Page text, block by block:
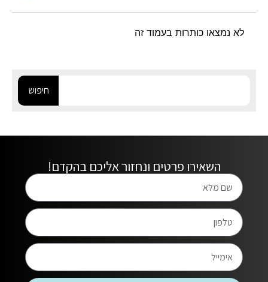
לא נמצאו כותרות בעמוד זה
חיפוש
השאירו פרטים ונחזור אליכם בהקדם!